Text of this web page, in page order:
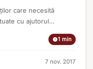
care necesită
cu ajutorul
generale și al
în perioada 1
robotică
1 min
7 nov. 2017